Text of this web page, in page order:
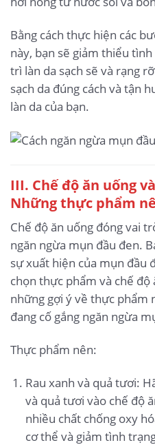
Bằng cách thực hiện các
này, bạn sẽ giảm thiểu
trì làn da sạch sẽ và rạng
sạch da đúng cách và tận
làn da của bạn.
III. Chế độ ăn uống
Những thực phẩm
Chế độ ăn uống đóng vai
ngăn ngừa mụn đầu đen.
sự xuất hiện của mụn đầu
chọn thực phẩm và chế độ
những gợi ý về thực phẩm
đang cố gắng ngăn ngừa
Thực phẩm nên:
Rau xanh và quả tươi:
và quả tươi vào chế độ
nhiều chất chống oxy
cơ thể và giảm tình